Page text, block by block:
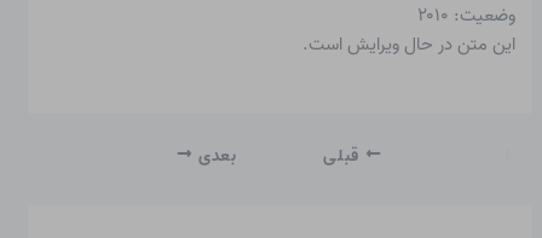
وضعیت: ۲۰۱۰
این متن در حال ویرایش است.
قبلی بعدی